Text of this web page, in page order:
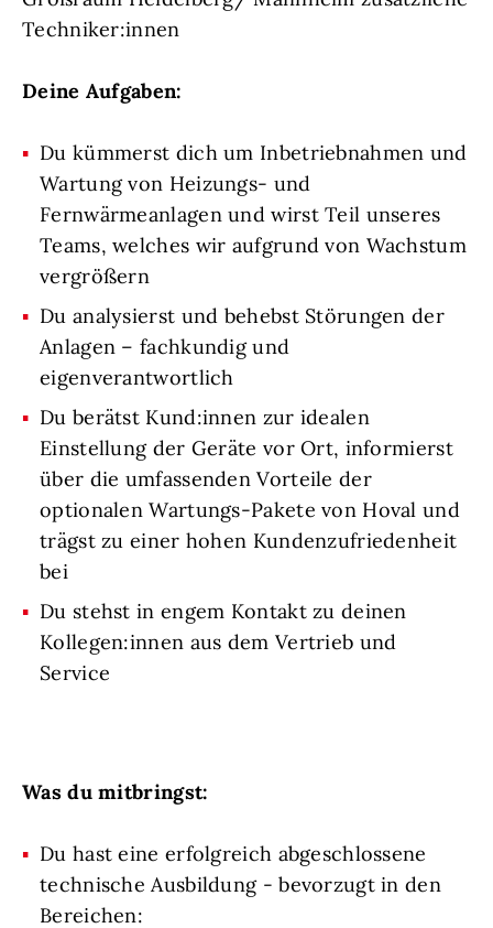
Techniker:innen
Deine Aufgaben:
Du kümmerst dich um Inbetriebnahmen und
Wartung von Heizungs- und
Fernwärmeanlagen und wirst Teil unseres
Teams, welches wir aufgrund von Wachstum
vergrößern
Du analysierst und behebst Störungen der
Anlagen – fachkundig und
eigenverantwortlich
Du berätst Kund:innen zur idealen
Einstellung der Geräte vor Ort, informierst
über die umfassenden Vorteile der
optionalen Wartungs-Pakete von Hoval und
trägst zu einer hohen Kundenzufriedenheit
bei
Du stehst in engem Kontakt zu deinen
Kollegen:innen aus dem Vertrieb und
Service
Was du mitbringst:
Du hast eine erfolgreich abgeschlossene
technische Ausbildung - bevorzugt in den
Bereichen: